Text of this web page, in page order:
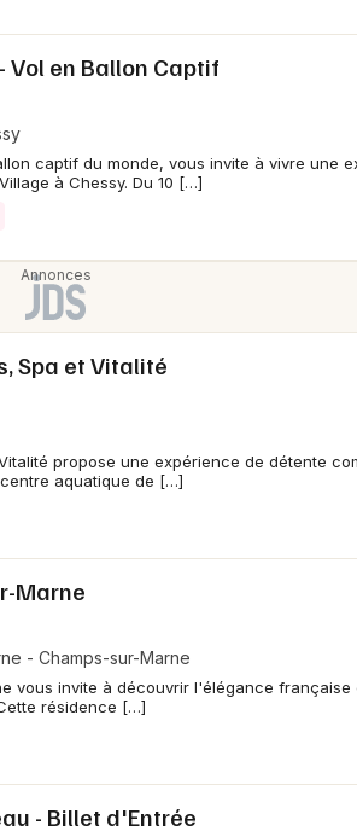
en Ballon Captif
captif du monde, vous invite à vivre une
à Chessy. Du 10 […]
Spa et Vitalité
propose une expérience de détente
aquatique de […]
Marne
- Champs-sur-Marne
vous invite à découvrir l'élégance française
résidence […]
- Billet d'Entrée